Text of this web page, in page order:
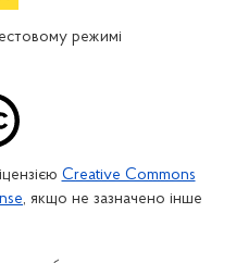
режимі
Creative Commons
, якщо не зазначено інше